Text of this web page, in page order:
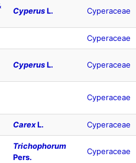
CyperusL. Cyperaceae
Cyperaceae
CyperusL. Cyperaceae
Cyperaceae
CarexL. Cyperaceae
Trichophorum
Pers.
Cyperaceae